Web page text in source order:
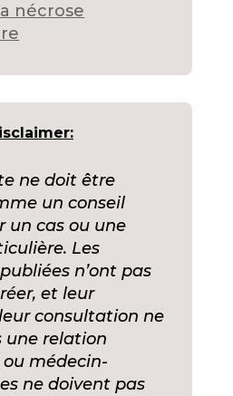
nécrose
ne doit être
un conseil
un cas ou une
Les
n’ont pas
et leur
consultation ne
une relation
médecin-
ne doivent pas